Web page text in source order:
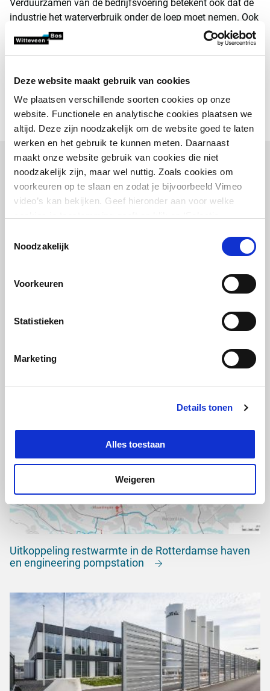
Deze website maakt gebruik van cookies
We plaatsen verschillende soorten cookies op onze
website. Functionele en analytische cookies plaatsen we
altijd. Deze zijn noodzakelijk om de website goed te laten
werken en het gebruik te kunnen meten. Daarnaast
maakt onze website gebruik van cookies die niet
noodzakelijk zijn, maar wel nuttig. Zoals cookies om
voorkeuren op te slaan en zodat je bijvoorbeeld Vimeo
video’s kan bekijken. Geef hieronder aan voor welke
akkoord met het plaatsen van alle cookies.
Meer over
Noodzakelijk
Voorkeuren
Statistieken
Marketing
Details tonen
Alles toestaan
Weigeren
Verduurzamen van de bedrijfsvoering betekent ook dat de
industrie het waterverbruik onder de loep moet nemen. Ook
dit vraagstuk vraagt om een integrale circulaire aanpak.
Een analyse die niet alleen is gericht op beperken van de
Witteveen+Bos neemt de gehele waterketen van een
onderneming als uitgangspunt en adviseert vanuit deze
totaalanalyse hoe de waterhuishouding zo efficiënt
mogelijk is in te richten.
Gerelateerde projecten
Procesoptimalisatie Greenyard Frozen
Uitkoppeling restwarmte in de Rotterdamse haven
en engineering pompstation